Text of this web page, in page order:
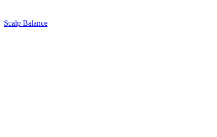
Scalp Balance